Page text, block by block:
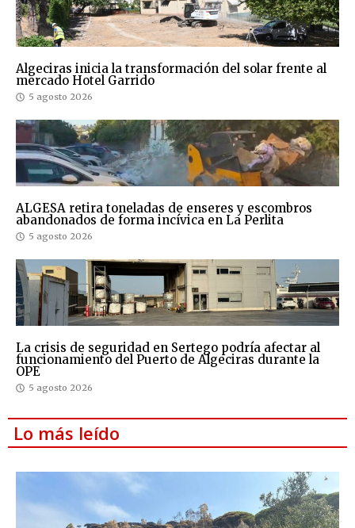
Algeciras inicia la transformación del solar frente al
mercado Hotel Garrido
5 agosto 2026
ALGESA retira toneladas de enseres y escombros
abandonados de forma incívica en La Perlita
5 agosto 2026
La crisis de seguridad en Sertego podría afectar al
funcionamiento del Puerto de Algeciras durante la
OPE
5 agosto 2026
Lo más leído